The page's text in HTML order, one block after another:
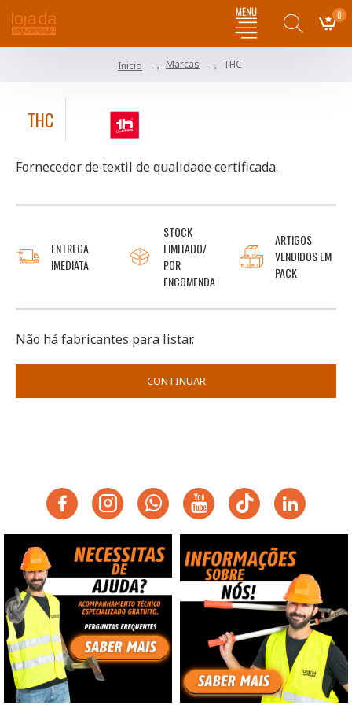
0
Inicio Marcas THC
THC
Fornecedor de textil de qualidade certificada.
ENTREGA
IMEDIATA
STOCK
LIMITADO/
POR
ENCOMENDA
ARTIGOS
VENDIDOS EM
PACK
Não há fabricantes para listar.
CONTINUAR